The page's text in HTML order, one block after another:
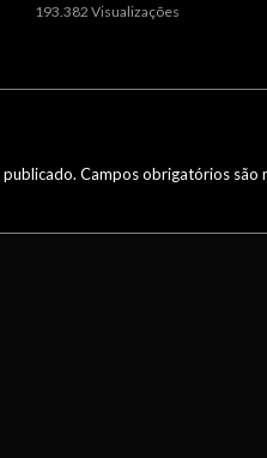
193.382 Visualizações
publicado. Campos obrigatórios são